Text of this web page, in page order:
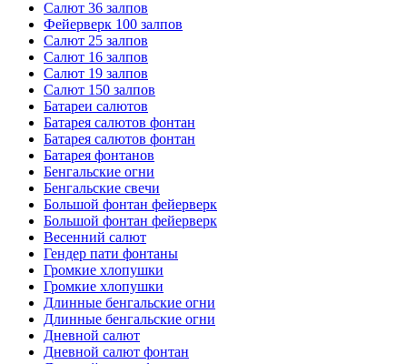
Салют 36 залпов
Фейерверк 100 залпов
Салют 25 залпов
Салют 16 залпов
Салют 19 залпов
Салют 150 залпов
Батареи салютов
Батарея салютов фонтан
Батарея салютов фонтан
Батарея фонтанов
Бенгальские огни
Бенгальские свечи
Большой фонтан фейерверк
Большой фонтан фейерверк
Весенний салют
Гендер пати фонтаны
Громкие хлопушки
Громкие хлопушки
Длинные бенгальские огни
Длинные бенгальские огни
Дневной салют
Дневной салют фонтан